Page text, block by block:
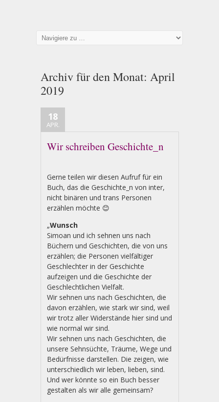
Archiv für den Monat: April
2019
18
APR.
Wir schreiben Geschichte_n
Gerne teilen wir diesen Aufruf für ein
Buch, das die Geschichte_n von inter,
nicht binären und trans Personen
erzählen möchte 😊
„Wunsch
Simoan und ich sehnen uns nach
Büchern und Geschichten, die von uns
erzählen; die Personen vielfältiger
Geschlechter in der Geschichte
aufzeigen und die Geschichte der
Geschlechtlichen Vielfalt.
Wir sehnen uns nach Geschichten, die
davon erzählen, wie stark wir sind, weil
wir trotz aller Widerstände hier sind und
wie normal wir sind.
Wir sehnen uns nach Geschichten, die
unsere Sehnsüchte, Träume, Wege und
Bedürfnisse darstellen. Die zeigen, wie
unterschiedlich wir leben, lieben, sind.
Und wer könnte so ein Buch besser
gestalten als wir alle gemeinsam?